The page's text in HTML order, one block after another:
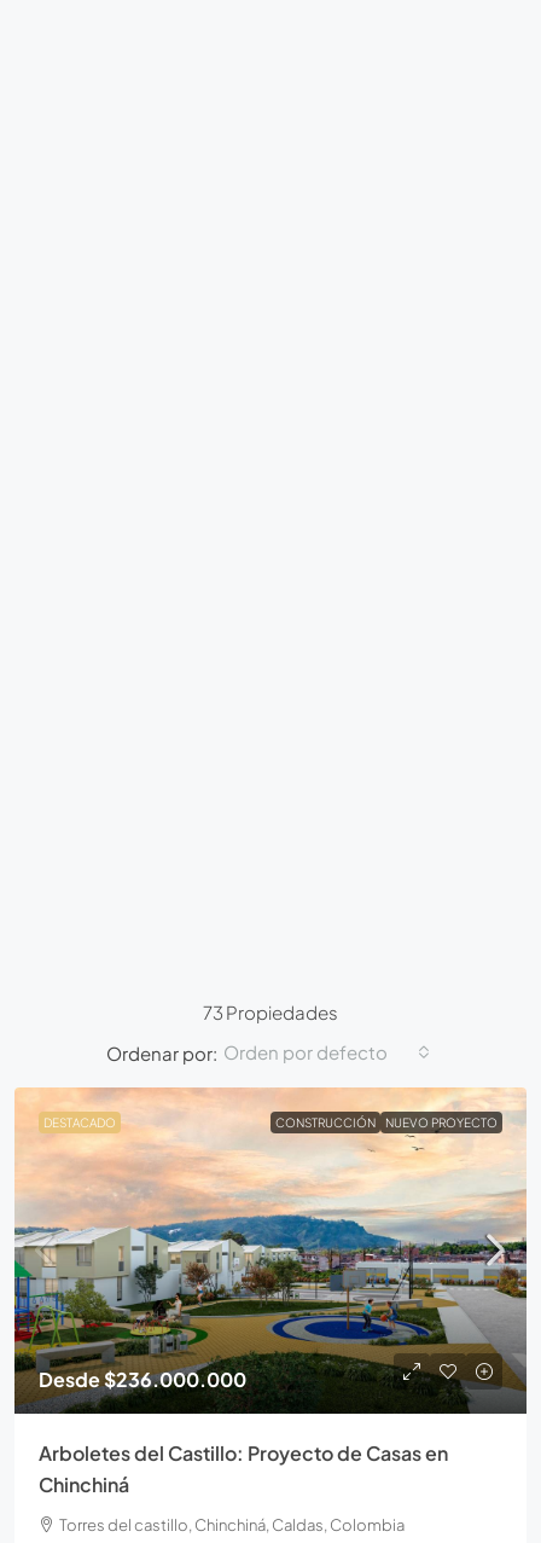
73 Propiedades
Ordenar por: Orden por defecto
DESTACADO CONSTRUCCIÓN NUEVO PROYECTO
Desde$236.000.000
Arboletes del Castillo: Proyecto de Casas en
Chinchiná
Torres del castillo, Chinchiná, Caldas, Colombia